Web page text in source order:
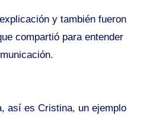
y también fueron
compartió para entender
así es Cristina, un ejemplo